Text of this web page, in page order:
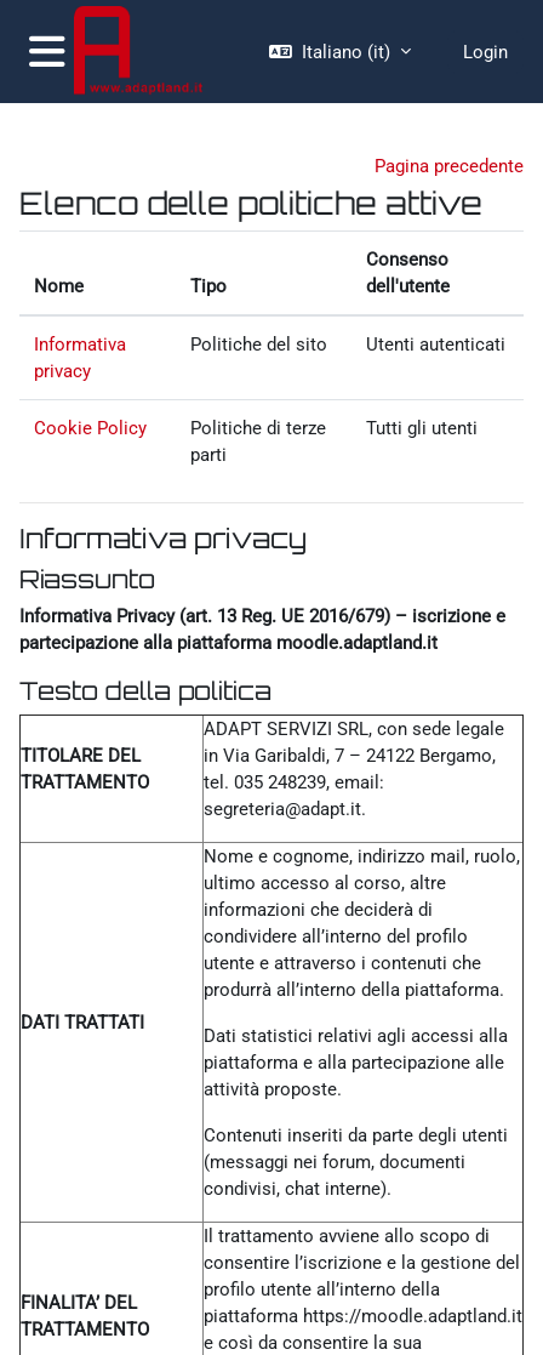
Vai al contenuto principale
Pannello laterale
Italiano ‎(it)‎ Login
Pagina precedente
Elenco delle politiche attive
Nome Tipo
Consenso
dell'utente
Informativa
privacy
Politiche del sito Utenti autenticati
Cookie Policy
Politiche di terze
parti
Tutti gli utenti
Informativa privacy
Riassunto
Informativa Privacy (art. 13 Reg. UE 2016/679) – iscrizione e
partecipazione alla piattaforma moodle.adaptland.it
Testo della politica
TITOLARE DEL
TRATTAMENTO
ADAPT SERVIZI SRL, con sede legale
in Via Garibaldi, 7 – 24122 Bergamo,
tel. 035 248239, email:
segreteria@adapt.it.
DATI TRATTATI
Nome e cognome, indirizzo mail, ruolo,
ultimo accesso al corso, altre
informazioni che deciderà di
condividere all’interno del profilo
utente e attraverso i contenuti che
produrrà all’interno della piattaforma.
Dati statistici relativi agli accessi alla
piattaforma e alla partecipazione alle
attività proposte.
Contenuti inseriti da parte degli utenti
(messaggi nei forum, documenti
condivisi, chat interne).
FINALITA’ DEL
TRATTAMENTO
Il trattamento avviene allo scopo di
consentire l’iscrizione e la gestione del
profilo utente all’interno della
piattaforma https://moodle.adaptland.it
e così da consentire la sua